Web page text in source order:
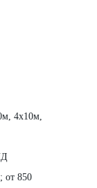
4х10м,
от 850